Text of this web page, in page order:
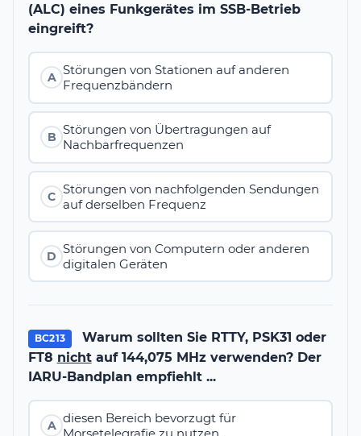
(ALC) eines Funkgerätes im SSB-Betrieb
eingreift?
A Störungen von Stationen auf anderen
Frequenzbändern
B Störungen von Übertragungen auf
Nachbarfrequenzen
C Störungen von nachfolgenden Sendungen
auf derselben Frequenz
D Störungen von Computern oder anderen
digitalen Geräten
BC213
Warum sollten Sie RTTY, PSK31 oder
FT8 nichtauf 144,075 MHz verwenden? Der
IARU-Bandplan empfiehlt ...
A diesen Bereich bevorzugt für